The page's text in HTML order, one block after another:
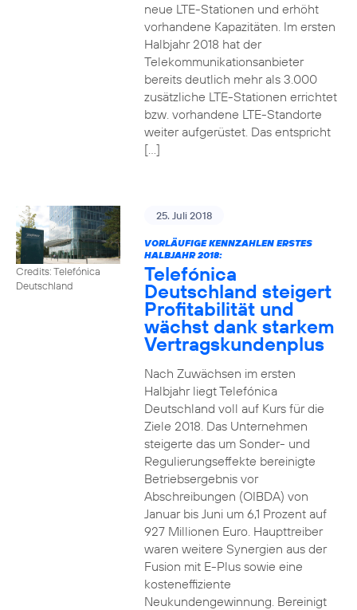
neue LTE-Stationen und erhöht
vorhandene Kapazitäten. Im ersten
Halbjahr 2018 hat der
Telekommunikationsanbieter
bereits deutlich mehr als 3.000
zusätzliche LTE-Stationen errichtet
bzw. vorhandene LTE-Standorte
weiter aufgerüstet. Das entspricht
[…]
Credits: Telefónica
Deutschland
25. Juli 2018
VORLÄUFIGE KENNZAHLEN ERSTES
HALBJAHR 2018:
Telefónica
Deutschland steigert
Profitabilität und
wächst dank starkem
Vertragskundenplus
Nach Zuwächsen im ersten
Halbjahr liegt Telefónica
Deutschland voll auf Kurs für die
Ziele 2018. Das Unternehmen
steigerte das um Sonder- und
Regulierungseffekte bereinigte
Betriebsergebnis vor
Abschreibungen (OIBDA) von
Januar bis Juni um 6,1 Prozent auf
927 Millionen Euro. Haupttreiber
waren weitere Synergien aus der
Fusion mit E-Plus sowie eine
kosteneffiziente
Neukundengewinnung. Bereinigt